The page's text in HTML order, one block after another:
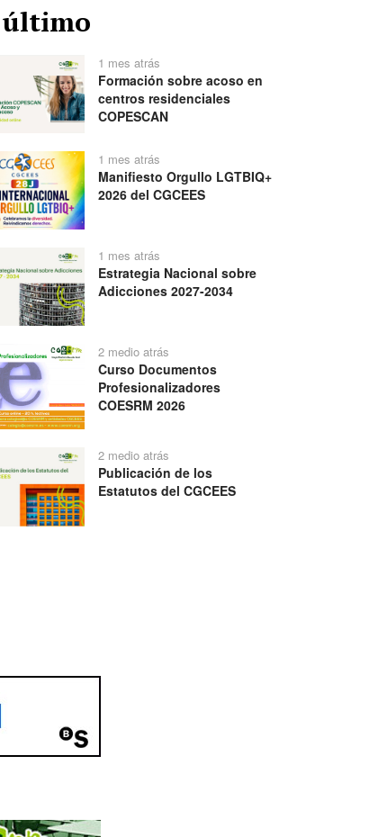
1 mes atrás
Formación sobre acoso en
centros residenciales
COPESCAN
1 mes atrás
Manifiesto Orgullo LGTBIQ+
2026 del CGCEES
1 mes atrás
Estrategia Nacional sobre
Adicciones 2027-2034
2 medio atrás
Curso Documentos
Profesionalizadores
COESRM 2026
2 medio atrás
Publicación de los
Estatutos del CGCEES